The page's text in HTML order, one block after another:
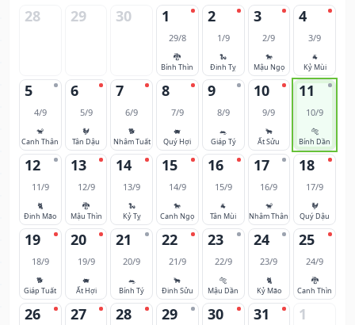
28 29 30 1
29/8
🐉
Bính Thìn
2
1/9
🐍
Đinh Tỵ
3
2/9
🐎
Mậu Ngọ
4
3/9
🐐
Kỷ Mùi
5
4/9
🐒
Canh Thân
6
5/9
🐓
Tân Dậu
7
6/9
🐕
Nhâm Tuất
8
7/9
🐖
Quý Hợi
9
8/9
🐀
Giáp Tý
10
9/9
🐂
Ất Sửu
11
10/9
🐅
Bính Dần
12
11/9
🐈
Đinh Mão
13
12/9
🐉
Mậu Thìn
14
13/9
🐍
Kỷ Tỵ
15
14/9
🐎
Canh Ngọ
16
15/9
🐐
Tân Mùi
17
16/9
🐒
Nhâm Thân
18
17/9
🐓
Quý Dậu
19
18/9
🐕
Giáp Tuất
20
19/9
🐖
Ất Hợi
21
20/9
🐀
Bính Tý
22
21/9
🐂
Đinh Sửu
23
22/9
🐅
Mậu Dần
24
23/9
🐈
Kỷ Mão
25
24/9
🐉
Canh Thìn
26 27 28 29 30 31 1